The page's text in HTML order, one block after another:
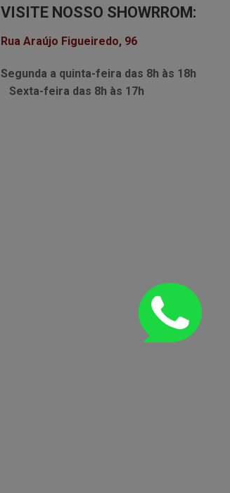
VISITE NOSSO SHOWRROM:
Rua Araújo Figueiredo, 96
Segunda a quinta-feira das 8h às 18h
Sexta-feira das 8h às 17h